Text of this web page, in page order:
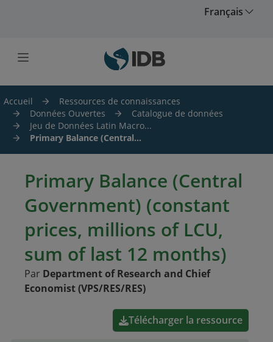
Français
Accueil
Ressources de connaissances
Données Ouvertes
Catalogue de données
Jeu de Données Latin Macro...
Primary Balance (Central...
Primary Balance (Central
Government) (constant
prices, millions of LCU,
sum of last 12 months)
Par Department of Research and Chief
Economist (VPS/RES/RES)
Télécharger la ressource